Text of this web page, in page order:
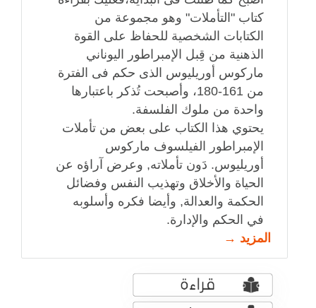
كتاب "التأملات" وهو مجموعة من
الكتابات الشخصية للحفاظ على القوة
الذهنية من قِبل الإمبراطور اليوناني
ماركوس أوريليوس الذى حكم فى الفترة
من 161-180، وأصبحت تُذكر باعتبارها
واحدة من ملوك الفلسفة.
يحتوي هذا الكتاب على بعض من تأملات
الإمبراطور الفيلسوف ماركوس
أوريليوس. دَون تأملاته, وعرض آراؤه عن
الحياة والأخلاق وتهذيب النفس وفضائل
الحكمة والعدالة, وأيضا فكره وأسلوبه
في الحكم والإدارة.
المزيد →